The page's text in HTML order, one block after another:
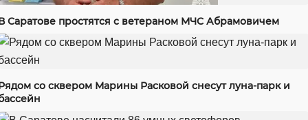
Саратове простятся с ветераном МЧС Абрамовичем
со сквером Марины Расковой снесут луна-парк и